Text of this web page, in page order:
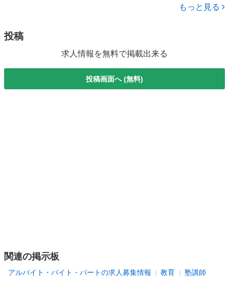
もっと見る
投稿
求人情報を無料で掲載出来る
投稿画面へ (無料)
関連の掲示板
アルバイト・バイト・パートの求人募集情報 教育 塾講師